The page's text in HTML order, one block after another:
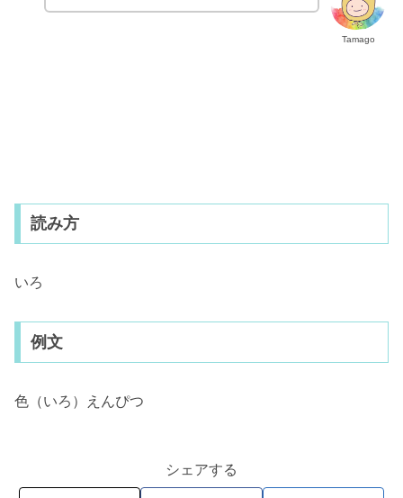
Tamago
読み方
いろ
例文
色（いろ）えんぴつ
シェアする